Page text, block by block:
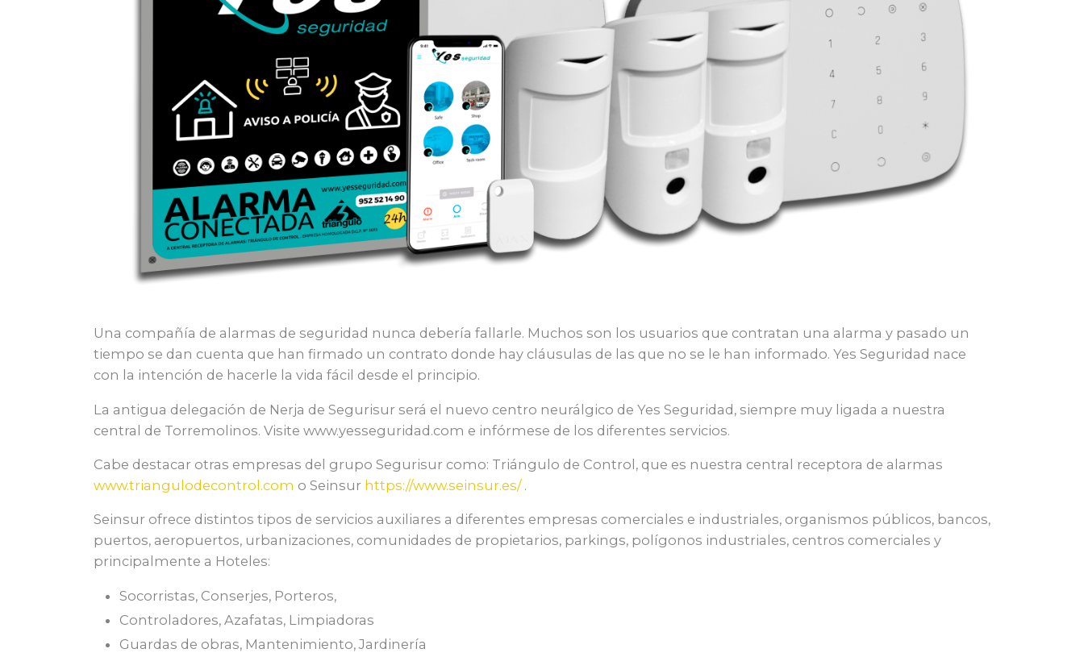
Una compañía de alarmas de seguridad nunca debería fallarle. Muchos son los usuarios que contratan una alarma y pasado un
tiempo se dan cuenta que han firmado un contrato donde hay cláusulas de las que no se le han informado. Yes Seguridad nace
con la intención de hacerle la vida fácil desde el principio.
La antigua delegación de Nerja de Segurisur será el nuevo centro neurálgico de Yes Seguridad, siempre muy ligada a nuestra
central de Torremolinos. Visite www.yesseguridad.com e infórmese de los diferentes servicios.
Cabe destacar otras empresas del grupo Segurisur como: Triángulo de Control, que es nuestra central receptora de alarmas
www.triangulodecontrol.com o Seinsur https://www.seinsur.es/.
Seinsur ofrece distintos tipos de servicios auxiliares a diferentes empresas comerciales e industriales, organismos públicos, bancos,
puertos, aeropuertos, urbanizaciones, comunidades de propietarios, parkings, polígonos industriales, centros comerciales y
principalmente a Hoteles:
Socorristas, Conserjes, Porteros,
Controladores, Azafatas, Limpiadoras
Guardas de obras, Mantenimiento, Jardinería